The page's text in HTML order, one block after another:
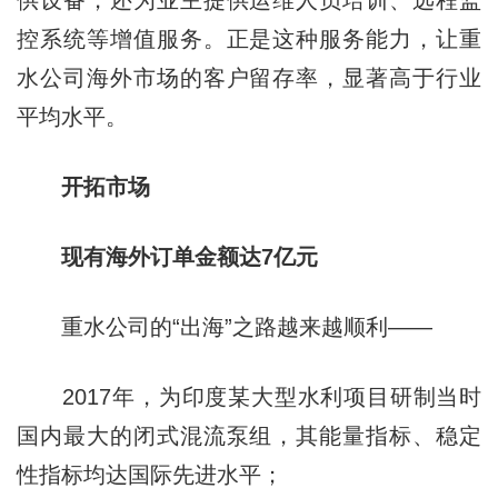
控系统等增值服务。正是这种服务能力，让重
水公司海外市场的客户留存率，显著高于行业
平均水平。
开拓市场
现有海外订单金额达7亿元
重水公司的“出海”之路越来越顺利——
2017年，为印度某大型水利项目研制当时
国内最大的闭式混流泵组，其能量指标、稳定
性指标均达国际先进水平；